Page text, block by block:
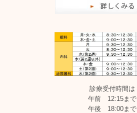
診療受付時間は
午前 12:15まで
午後 18:00まで